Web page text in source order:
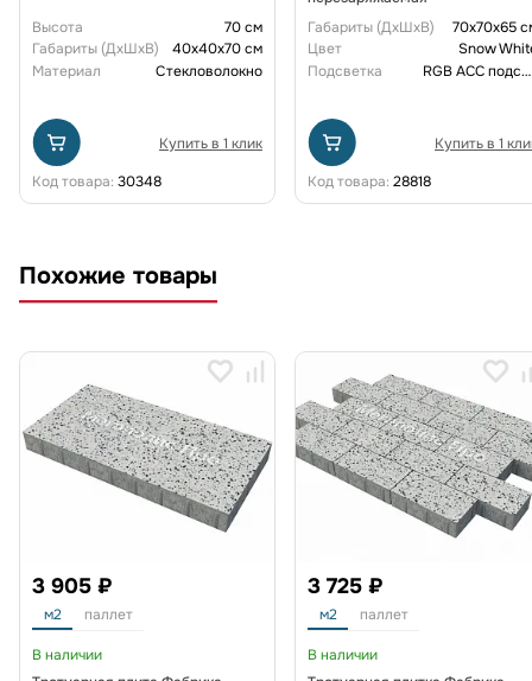
Высота
70 см
Габариты (ДxШxВ)
40x40x70 см
Материал
Стекловолокно
Купить в 1 клик
Код товара: 30348
Габариты (ДxШxВ)
70x70x65
Цвет
Snow
Подсветка
RGB ACC подсветка перезаряжаемая
Купить в 1
Код товара: 28818
Похожие товары
3 905 ₽
м2 паллет
В наличии
3 725 ₽
м2 паллет
В наличии